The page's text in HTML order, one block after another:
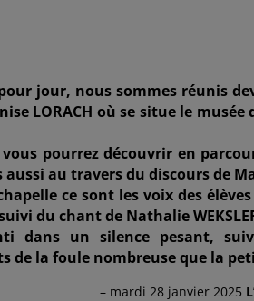
jour, nous sommes réunis
LORACH où se situe le
pourrez découvrir en
au travers du discours de
ce sont les voix des
du chant de Nathalie
dans un silence pesant,
de la foule nombreuse que la
– mardi 28 janvier 2025